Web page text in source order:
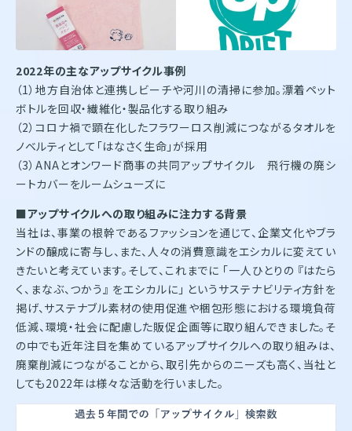
2022年の主なアップサイクル事例
（1）地方自治体と連携しビーチや河川の清掃に参加。漂着ペット
ボトルを回収・繊維化・製品化する取り組み
（2）コロナ禍で顕在化したフラワーロス削減につながるタオルを
ノベルティとして「はなさく生命」が採用
（3）ANAとオンワード商事の共同アップサイクル 飛行機の廃シ
ートカバーをルームシューズに
■アップサイクルへの取り組みに注力する背景
当社は、事業の根幹であるファッションを通じて、企業文化やブラ
ンドの醸成に寄与し、また、人々の消費意識をエシカルに変えてい
きたいと考えています。そして、これまでに 「一人ひとりの 『はたら
く、まなぶ、つかう』 をエシカルに」 というサステナビリティ方針を
掲げ、サステナブル素材の使用促進や梱包形態における環境負荷
低減、環境・社会に配慮した販促企画等に取り組んできました。そ
の中でも近年注目を集めているアップサイクルへの取り組みは、
廃棄削減につながることから、取引先からのニーズも高く、当社と
しても2022年は様々な活動を行いました。